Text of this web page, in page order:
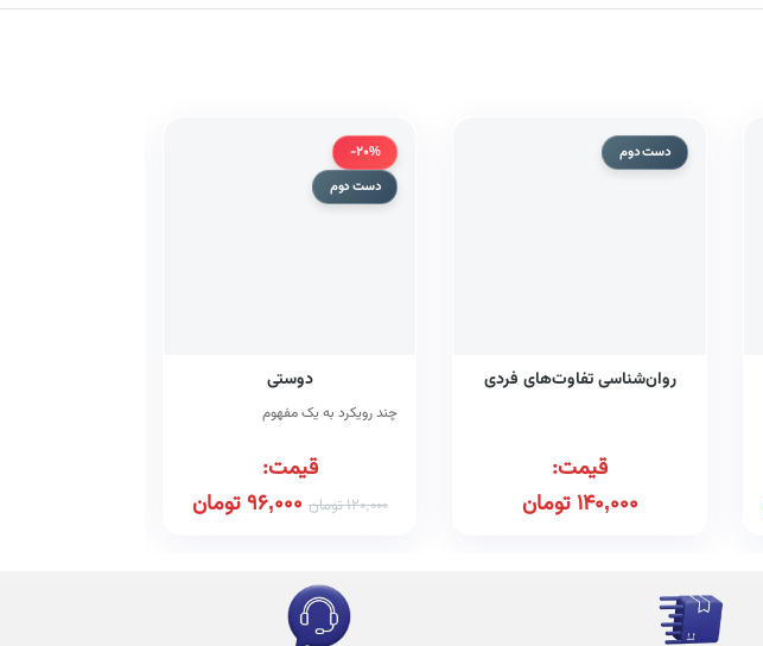
دست دوم
روان‌شناسی تفاوت‌های فردی
قیمت:
140,000تومان
-20%
دست دوم
دوستی
چند رویکرد به یک مفهوم
قیمت:
120,000تومان 96,000تومان